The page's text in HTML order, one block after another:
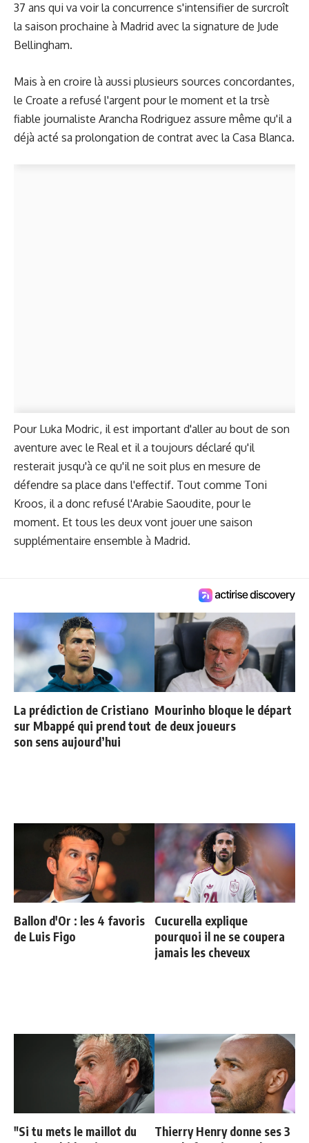
37 ans qui va voir la concurrence s'intensifier de surcroît
la saison prochaine à Madrid avec la signature de Jude
Bellingham.
Mais à en croire là aussi plusieurs sources concordantes,
le Croate a refusé l'argent pour le moment et la trsè
fiable journaliste Arancha Rodriguez assure même qu'il a
déjà acté sa prolongation de contrat avec la Casa Blanca.
Pour Luka Modric, il est important d'aller au bout de son
aventure avec le Real et il a toujours déclaré qu'il
resterait jusqu'à ce qu'il ne soit plus en mesure de
défendre sa place dans l'effectif. Tout comme Toni
Kroos, il a donc refusé l'Arabie Saoudite, pour le
moment. Et tous les deux vont jouer une saison
supplémentaire ensemble à Madrid.
La prédiction de Cristiano
sur Mbappé qui prend tout
son sens aujourd’hui
Mourinho bloque le départ
de deux joueurs
Ballon d'Or : les 4 favoris
de Luis Figo
Cucurella explique
pourquoi il ne se coupera
jamais les cheveux
"Si tu mets le maillot du
Thierry Henry donne ses 3